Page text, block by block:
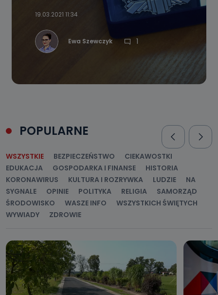
19.03.2021 11:34
Ewa Szewczyk 1
POPULARNE
WSZYSTKIE BEZPIECZEŃSTWO
CIEKAWOSTKI
EDUKACJA
GOSPODARKA I FINANSE
HISTORIA
KORONAWIRUS
KULTURA I ROZRYWKA LUDZIE
NA
SYGNALE
OPINIE POLITYKA RELIGIA
SAMORZĄD
ŚRODOWISKO
WASZE INFO
WSZYSTKICH ŚWIĘTYCH
WYWIADY
ZDROWIE